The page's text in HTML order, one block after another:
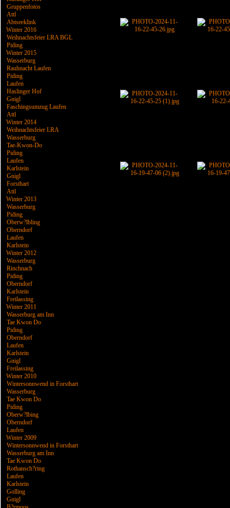
Gruppenfotos
Attl
Abtseeklink
Winter 2016
Weihnachtsfeier LRA BGL
Piding
Winter 2015
Wasserburg
Rauhnacht Laufen
Piding
Laufen
Haslinger Hof
Gnigl
Faschingsumzug Laufen
Attl
Winter 2014
Weihnachtsfeier LRA
Wasserburg
Tae-Kwon-Do
Piding
Laufen
Karlstein
Gnigl
Forsthart
Attl
Winter 2013
Wasserburg
Piding
Oberw?lbling
Oberndorf
Laufen
Karlstein
Winter 2012
Wasserburg
Rinchnach
Piding
Oberndorf
Karlstein
Freilassing
Winter 2011
Wasserburg am Inn
Tae Kwon Do
Piding
Oberndorf
Laufen
Karlstein
Gnigl
Freilassing
Winter 2010
Wintersonnwend in Forsthart
Wasserburg
Tae Kwon Do
Piding
Oberw?lbing
Oberndorf
Laufen
Winter 2009
Wintersonnwend in Forsthart
Wasserburg am Inn
Tae Kwon Do
Rothansch?ring
Laufen
Karlstein
Golling
Gnigl